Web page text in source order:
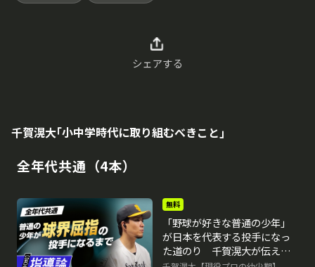
シェアする
千賀滉大｢小中学時代に取り組むべきこと｣
全年代共通（4本）
無料
「野球が好きな普通の少年」
が日本を代表する投手になっ
た道のり 千賀滉大が伝える